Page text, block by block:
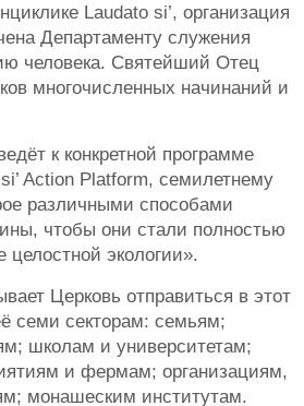
Laudato si’, организация
Департаменту служения
человека. Святейший Отец
многочисленных начинаний и
к конкретной программе
Action Platform, семилетнему
различными способами
чтобы они стали полностью
экологии».
Церковь отправиться в этот
семи секторам: семьям;
школам и университетам;
и фермам; организациям,
монашеским институтам.